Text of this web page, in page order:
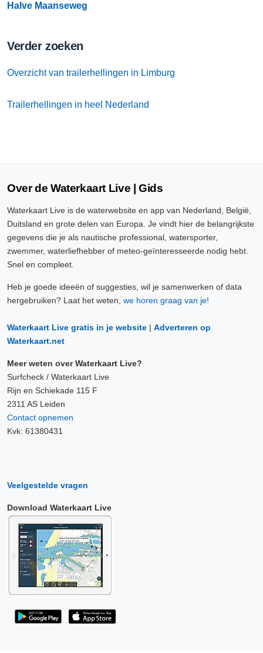
Halve Maanseweg
Verder zoeken
Overzicht van trailerhellingen in Limburg
Trailerhellingen in heel Nederland
Over de Waterkaart Live | Gids
Waterkaart Live is de waterwebsite en app van Nederland, België,
Duitsland en grote delen van Europa. Je vindt hier de belangrijkste
gegevens die je als nautische professional, watersporter,
zwemmer, waterliefhebber of meteo-geïnteresseerde nodig hebt.
Snel en compleet.
Heb je goede ideeën of suggesties, wil je samenwerken of data
hergebruiken? Laat het weten, we horen graag van je!
Waterkaart Live gratis in je website | Adverteren op
Waterkaart.net
Meer weten over Waterkaart Live?
Surfcheck / Waterkaart Live
Rijn en Schiekade 115 F
2311 AS Leiden
Contact opnemen
Kvk: 61380431
Veelgestelde vragen
Download Waterkaart Live